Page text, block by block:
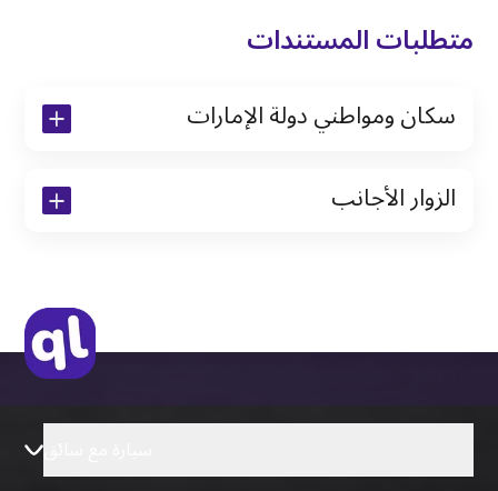
متطلبات المستندات
سكان ومواطني دولة الإمارات
نسخة من تأشيرة الاقامة
الزوار الأجانب